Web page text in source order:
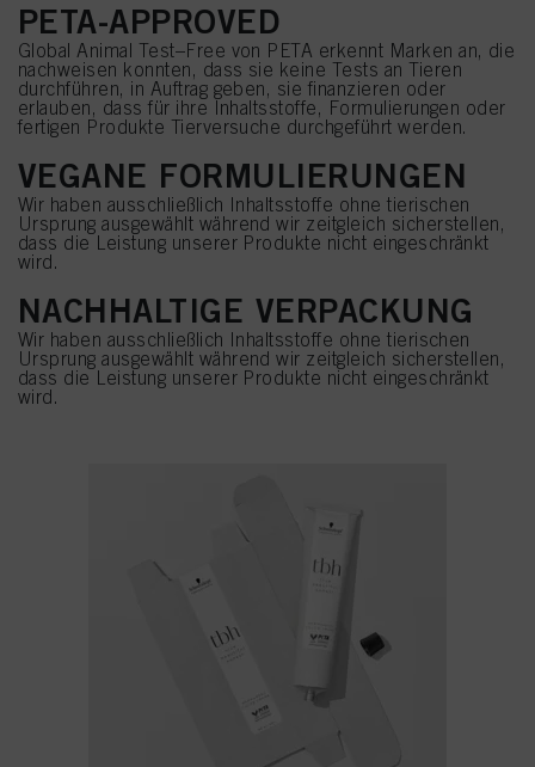
PETA-APPROVED
Global Animal Test–Free von PETA erkennt Marken an, die
nachweisen konnten, dass sie keine Tests an Tieren
durchführen, in Auftrag geben, sie finanzieren oder
erlauben, dass für ihre Inhaltsstoffe, Formulierungen oder
fertigen Produkte Tierversuche durchgeführt werden.
VEGANE FORMULIERUNGEN
Wir haben ausschließlich Inhaltsstoffe ohne tierischen
Ursprung ausgewählt während wir zeitgleich sicherstellen,
dass die Leistung unserer Produkte nicht eingeschränkt
wird.
NACHHALTIGE VERPACKUNG
Wir haben ausschließlich Inhaltsstoffe ohne tierischen
Ursprung ausgewählt während wir zeitgleich sicherstellen,
dass die Leistung unserer Produkte nicht eingeschränkt
wird.